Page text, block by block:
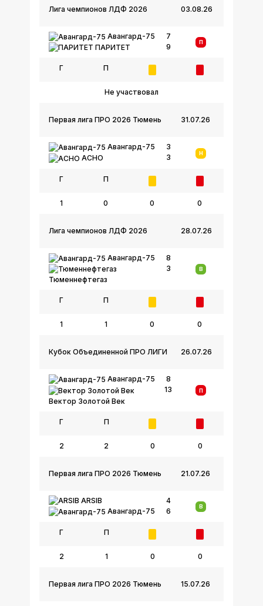
03.08.26
Лига чемпионов ЛДФ 2026
Авангард-75
ПАРИТЕТ
7
9
П
Г П
Не участвовал
31.07.26
Первая лига ПРО 2026 Тюмень
Авангард-75
АСНО
3
3
Н
Г П
1 0 0 0
28.07.26
Лига чемпионов ЛДФ 2026
Авангард-75
Тюменнефтегаз
8
3
В
Г П
1 1 0 0
26.07.26
Кубок Объединенной ПРО ЛИГИ
Авангард-75
Вектор Золотой Век
8
13
П
Г П
2 2 0 0
21.07.26
Первая лига ПРО 2026 Тюмень
ARSIB
Авангард-75
4
6
В
Г П
2 1 0 0
15.07.26
Первая лига ПРО 2026 Тюмень